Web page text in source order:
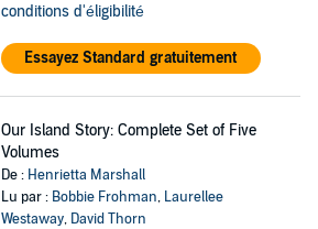
conditions d'éligibilité
Essayez Standard gratuitement
Our Island Story: Complete Set of Five
Volumes
De : Henrietta Marshall
Lu par : Bobbie Frohman, Laurellee
Westaway, David Thorn